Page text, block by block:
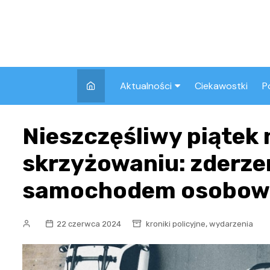
Aktualności
Pozostałe
Ciekawostki
Nieszczęśliwy piątek
skrzyżowaniu:
samochodem
22 czerwca 2024 kroniki policyjne, wydarzenia